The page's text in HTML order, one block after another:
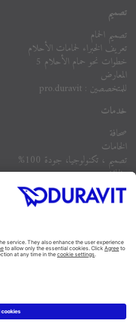
تصميم
تصميم الحمام
تعريف الخبراء لحمامات الأحلام
خطوات نحو حمام الأحلام 5
المعارض
للمتخصصين : pro.duravit
خدمات
صحافة
الخامات
تصميم ، تكنولوجيا، جودة 100%
وظائف
الشركة
أسئلة مكررة
Facebook